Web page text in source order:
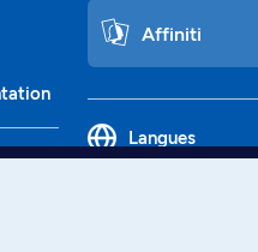
Affiniti
Langues